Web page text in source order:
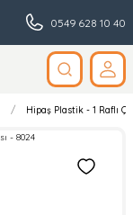
0549 628 10 40
Hipaş Plastik - 1 Raflı